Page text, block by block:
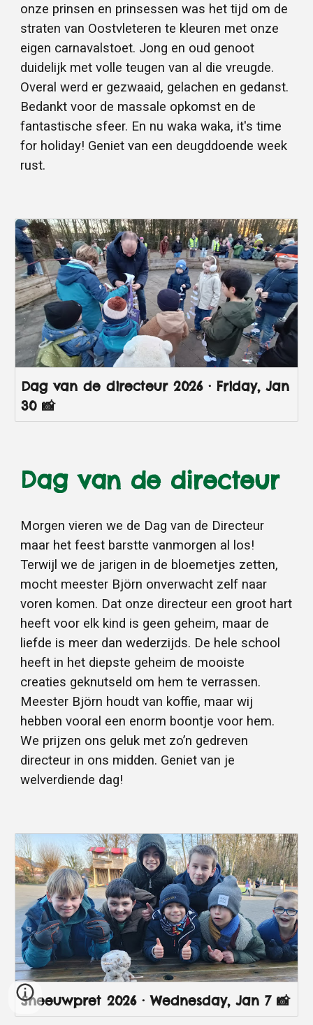
onze prinsen en prinsessen was het tijd om de
straten van Oostvleteren te kleuren met onze
eigen carnavalstoet. Jong en oud genoot
duidelijk met volle teugen van al die vreugde.
Overal werd er gezwaaid, gelachen en gedanst.
Bedankt voor de massale opkomst en de
fantastische sfeer. En nu waka waka, it's time
for holiday! Geniet van een deugddoende week
rust.
Dag van de directeur 2026 · Friday, Jan
30 📸
Dag van de directeur
Morgen vieren we de Dag van de Directeur
maar het feest barstte vanmorgen al los!
Terwijl we de jarigen in de bloemetjes zetten,
mocht meester Björn onverwacht zelf naar
voren komen. Dat onze directeur een groot hart
heeft voor elk kind is geen geheim, maar de
liefde is meer dan wederzijds. De hele school
heeft in het diepste geheim de mooiste
creaties geknutseld om hem te verrassen.
Meester Björn houdt van koffie, maar wij
hebben vooral een enorm boontje voor hem.
We prijzen ons geluk met zo’n gedreven
directeur in ons midden. Geniet van je
welverdiende dag!
Sneeuwpret 2026 · Wednesday, Jan 7 📸